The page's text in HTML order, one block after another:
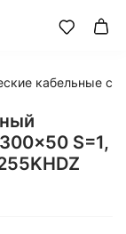
кабельные
S=1,